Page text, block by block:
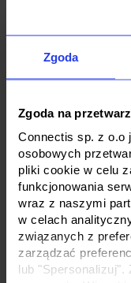
Zgoda
Zgoda na
Connectis sp. z o.o
osobowych
pliki cookie w celu
funkcjonowania
wraz z naszymi
w celach
związanych z
zarządzać
lub "Spersonalizuj".